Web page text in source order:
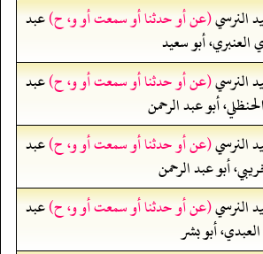
النرسي(عن أو حدثنا أو سمعت أو و، ح)عبد
العنبري، أبو سعيد
النرسي(عن أو حدثنا أو سمعت أو و، ح)عبد
أبو عبد الرحمن
النرسي(عن أو حدثنا أو سمعت أو و، ح)عبد
أبو عبد الرحمن
النرسي(عن أو حدثنا أو سمعت أو و، ح)عبد
أبو بشر